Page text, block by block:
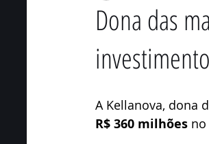
Prêmio Nobel Brasil
Condenação
Dona das
A Kellanova, dona
R$ 360 milhões no